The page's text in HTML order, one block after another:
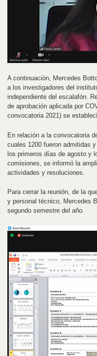
A continuación, Mercedes
a los investigadores del
independiente del escalafón.
de aprobación aplicada por
convocatoria 2021) se
En relación a la convocatoria
cuales 1200 fueron admitidas
los primeros días de agosto y
comisiones, se informó la
actividades y resoluciones.
Para cerrar la reunión, de la
y personal técnico, Mercedes
segundo semestre del año.